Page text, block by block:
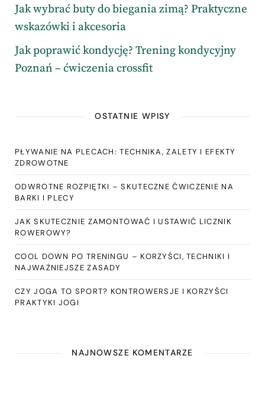
Jak wybrać buty do biegania zimą? Praktyczne
wskazówki i akcesoria
Jak poprawić kondycję? Trening kondycyjny
Poznań – ćwiczenia crossfit
OSTATNIE WPISY
PŁYWANIE NA PLECACH: TECHNIKA, ZALETY I EFEKTY
ZDROWOTNE
ODWROTNE ROZPIĘTKI – SKUTECZNE ĆWICZENIE NA
BARKI I PLECY
JAK SKUTECZNIE ZAMONTOWAĆ I USTAWIĆ LICZNIK
ROWEROWY?
COOL DOWN PO TRENINGU – KORZYŚCI, TECHNIKI I
NAJWAŻNIEJSZE ZASADY
CZY JOGA TO SPORT? KONTROWERSJE I KORZYŚCI
PRAKTYKI JOGI
NAJNOWSZE KOMENTARZE